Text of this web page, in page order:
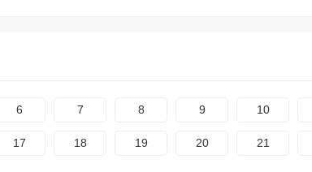
6 7 8 9 10
17 18 19 20 21